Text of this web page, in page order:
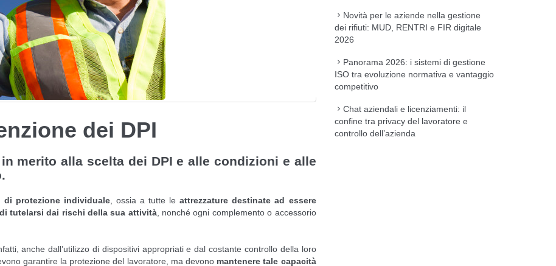
dei DPI
merito alla scelta dei DPI e alle condizioni e alle
di protezione individuale, ossia a tutte leattrezzature destinate ad essere
tutelarsi dai rischi della sua attività, nonché ogni complemento o accessorio
anche dall’utilizzo di dispositivi appropriati e dal costante controllo della loro
garantire la protezione del lavoratore, ma devono mantenere tale capacità
Novità per le aziende nella gestione
dei rifiuti: MUD, RENTRI e FIR digitale
2026
Panorama 2026: i sistemi di gestione
ISO tra evoluzione normativa e vantaggio
competitivo
Chat aziendali e licenziamenti: il
confine tra privacy del lavoratore e
controllo dell’azienda